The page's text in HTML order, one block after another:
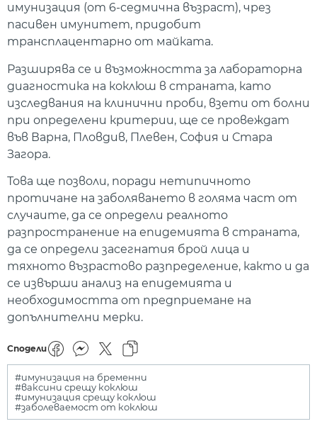
имунизация (от 6-седмична възраст), чрез
пасивен имунитет, придобит
трансплацентарно от майката.
Разширява се и възможността за лабораторна
диагностика на коклюш в страната, като
изследвания на клинични проби, взети от болни
при определени критерии, ще се провеждат
във Варна, Пловдив, Плевен, София и Стара
Загора.
Това ще позволи, поради нетипичното
протичане на заболяването в голяма част от
случаите, да се определи реалното
разпространение на епидемията в страната,
да се определи засегнатия брой лица и
тяхното възрастово разпределение, както и да
се извърши анализ на епидемията и
необходимостта от предприемане на
допълнителни мерки.
Сподели
#имунизация на бременни
#ваксини срещу коклюш
#имунизация срещу коклюш
#заболеваемост от коклюш